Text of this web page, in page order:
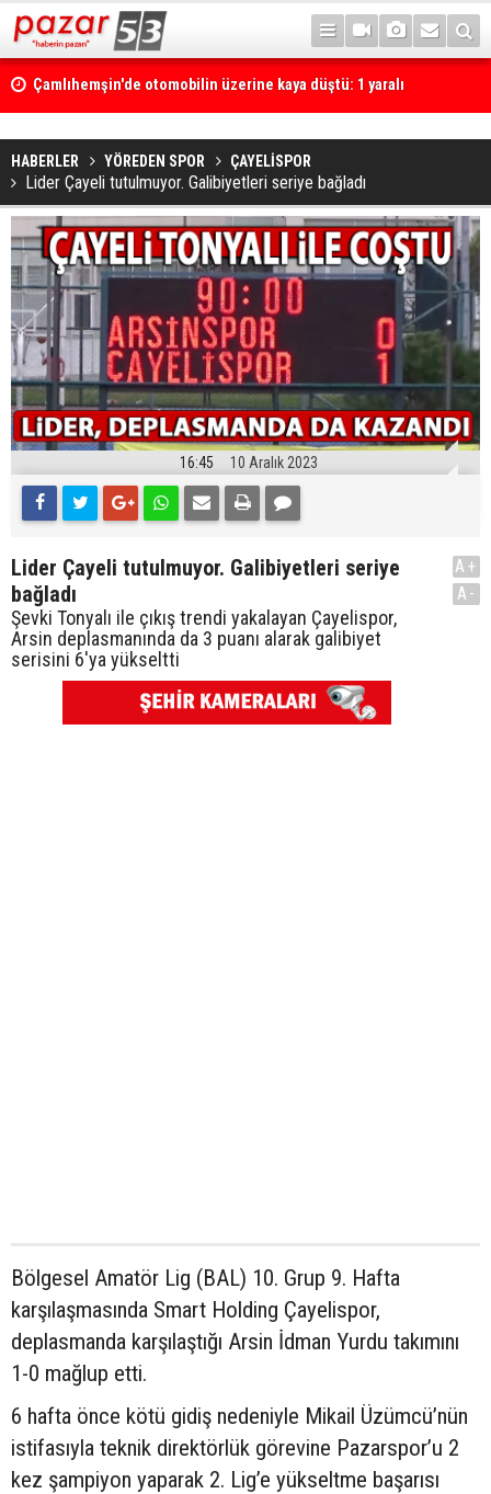
Çamlıhemşin'de otomobilin üzerine kaya düştü: 1 yaralı
HABERLER YÖREDEN SPOR ÇAYELİSPOR
Lider Çayeli tutulmuyor. Galibiyetleri seriye bağladı
16:45 10 Aralık 2023
Lider Çayeli tutulmuyor. Galibiyetleri seriye
bağladı
Şevki Tonyalı ile çıkış trendi yakalayan Çayelispor,
Arsin deplasmanında da 3 puanı alarak galibiyet
serisini 6'ya yükseltti
A+
A-
Bölgesel Amatör Lig (BAL) 10. Grup 9. Hafta
karşılaşmasında Smart Holding Çayelispor,
deplasmanda karşılaştığı Arsin İdman Yurdu takımını
1-0 mağlup etti.
6 hafta önce kötü gidiş nedeniyle Mikail Üzümcü’nün
istifasıyla teknik direktörlük görevine Pazarspor’u 2
kez şampiyon yaparak 2. Lig’e yükseltme başarısı